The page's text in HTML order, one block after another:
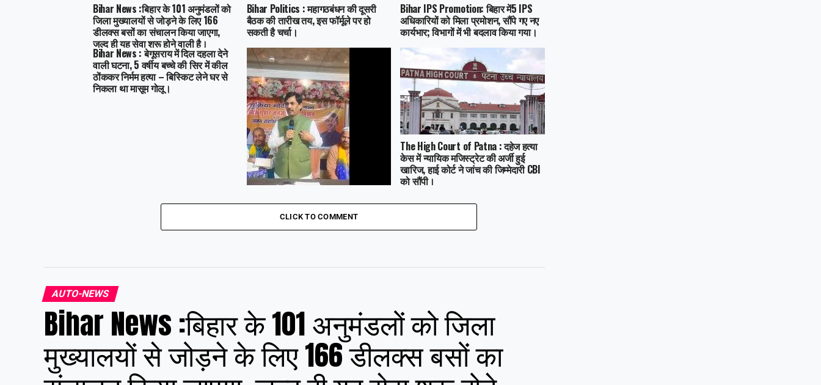
Bihar News :बिहार के 101 अनुमंडलों को
जिला मुख्यालयों से जोड़ने के लिए 166
डीलक्स बसों का संचालन किया जाएगा,
जल्द ही यह सेवा शुरू होने वाली है।
Bihar Politics : महागठबंधन की दूसरी
बैठक की तारीख तय, इस फॉर्मूले पर हो
सकती है चर्चा।
Bihar IPS Promotion: बिहार में5 IPS
अधिकारियों को मिला प्रमोशन, सौंपे गए नए
कार्यभार; विभागों में भी बदलाव किया गया।
Bihar News : बेगूसराय में दिल दहला देने
वाली घटना, 5 वर्षीय बच्चे की सिर में कील
ठोंककर निर्मम हत्या – बिस्किट लेने घर से
निकला था मासूम गोलू।
Bihar News : भागलपुर में BJP ने ‘शुक्रिया
मोदी भाईजान’ कार्यक्रम के तहत वक्फ
कानून के लाभों को रखा सामने, शाहनवाज
The High Court of Patna : दहेज हत्या
केस में न्यायिक मजिस्ट्रेट की अर्जी हुई
खारिज, हाई कोर्ट ने जांच की जिम्मेदारी CBI
को सौंपी।
CLICK TO COMMENT
AUTO-NEWS
Bihar News :बिहार के 101 अनुमंडलों को जिला
मुख्यालयों से जोड़ने के लिए 166 डीलक्स बसों का